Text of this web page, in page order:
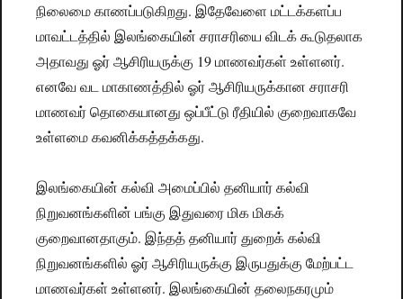
நிலைமை காணப்படுகிறது. இதேவேளை மட்டக்களப்ப
மாவட்டத்தில் இலங்கையின் சராசரியை விடக் கூடுதலாக
அதாவது ஓர் ஆசிரியருக்கு 19 மாணவர்கள் உள்ளனர்.
எனவே வட மாகாணத்தில் ஓர் ஆசிரியருக்கான சராசரி
மாணவர் தொகையானது ஒப்பீட்டு ரீதியில் குறைவாகவே
உள்ளமை கவனிக்கத்தக்கது.
இலங்கையின் கல்வி அமைப்பில் தனியார் கல்வி
நிறுவனங்களின் பங்கு இதுவரை மிக மிகக்
குறைவானதாகும். இந்தத் தனியார் துறைக் கல்வி
நிறுவனங்களில் ஓர் ஆசிரியருக்கு இருபதுக்கு மேற்பட்ட
மாணவர்கள் உள்ளனர். இலங்கையின் தலைநகரமும்